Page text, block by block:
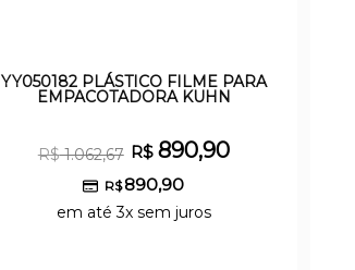
YY050182 PLÁSTICO FILME PARA
EMPACOTADORA KUHN
R$1.062,67 R$ 890,90
R$890,90
em até 3x sem juros